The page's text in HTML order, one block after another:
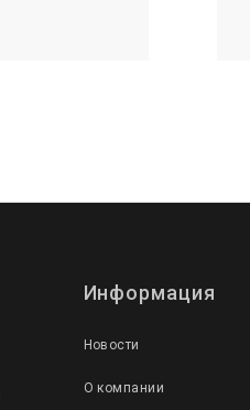
Информация
Новости
О компании